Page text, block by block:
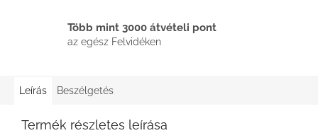
Több mint 3000 átvételi pont
az egész Felvidéken
Leírás Beszélgetés
Termék részletes leírása